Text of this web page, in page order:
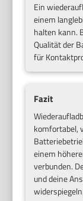
Ein
einem
halten kann.
Qualität der
für
Fazit
komfortabel,
einem
verbunden.
und deine
widerspiegeln.